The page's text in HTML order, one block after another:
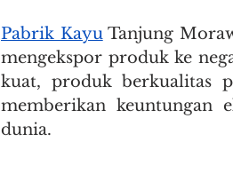
Pabrik Kayu Tanjung
mengekspor produk ke
kuat, produk berkualitas
memberikan keuntungan
dunia.